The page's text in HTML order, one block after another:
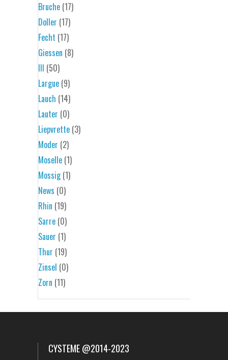
Bruche (17)
Doller (17)
Fecht (17)
Giessen (8)
Ill (50)
Largue (9)
Lauch (14)
Lauter (0)
Liepvrette (3)
Moder (2)
Moselle (1)
Mossig(1)
News (0)
Rhin (19)
Sarre (0)
Sauer (1)
Thur (19)
Zinsel (0)
Zorn (11)
CYSTEME @2014-2023